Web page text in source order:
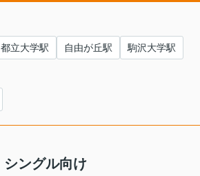
都立大学駅 自由が丘駅 駒沢大学駅
シングル向け